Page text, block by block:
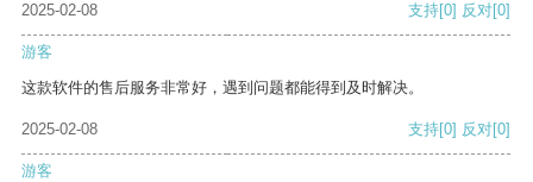
2025-02-08
支持[0] 反对[0]
游客
这款软件的售后服务非常好，遇到问题都能得到及时解决。
2025-02-08 支持[0] 反对[0]
游客